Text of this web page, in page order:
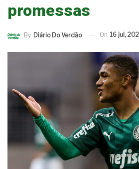
promessas
By Diário Do Verdão On 16 jul,